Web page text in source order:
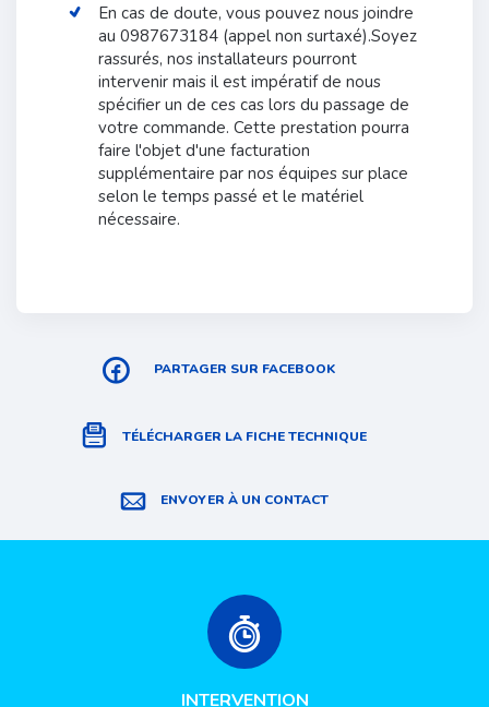
En cas de doute, vous pouvez nous joindre
au 0987673184 (appel non surtaxé).Soyez
rassurés, nos installateurs pourront
intervenir mais il est impératif de nous
spécifier un de ces cas lors du passage de
votre commande. Cette prestation pourra
faire l'objet d'une facturation
supplémentaire par nos équipes sur place
selon le temps passé et le matériel
nécessaire.
PARTAGER SUR FACEBOOK
TÉLÉCHARGER LA FICHE TECHNIQUE
ENVOYER À UN CONTACT
INTERVENTION